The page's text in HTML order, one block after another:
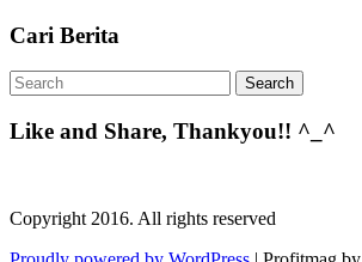
Cari Berita
Like and Share, Thankyou!! ^_^
Copyright 2016. All rights reserved